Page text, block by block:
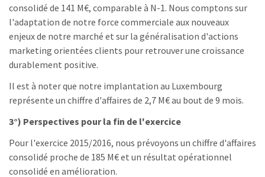
consolidé de 141 M€, comparable à N-1. Nous comptons sur
l'adaptation de notre force commerciale aux nouveaux
enjeux de notre marché et sur la généralisation d'actions
marketing orientées clients pour retrouver une croissance
durablement positive.
Il est à noter que notre implantation au Luxembourg
représente un chiffre d'affaires de 2,7 M€ au bout de 9 mois.
3°) Perspectives pour la fin de l'exercice
Pour l'exercice 2015/2016, nous prévoyons un chiffre d'affaires
consolidé proche de 185 M€ et un résultat opérationnel
consolidé en amélioration.